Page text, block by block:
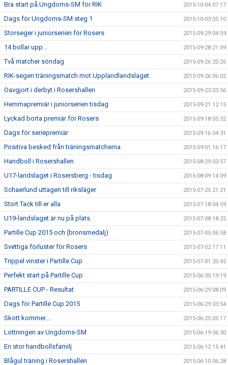
Bra start på Ungdoms-SM för RIK 2015-10-04 07:17
Dags för Ungdoms-SM steg 1 2015-10-03 05:10
Storseger i juniorserien för Rosers 2015-09-29 04:59
14 bollar upp... 2015-09-28 21:09
Två matcher söndag 2015-09-26 20:26
RIK-segeri träningsmatch mot Upplandlandslaget. 2015-09-26 06:02
Oavgjort i derbyt i Rosershallen 2015-09-23 03:56
Hemmapremiär i juniorserien tisdag 2015-09-21 12:15
Lyckad borta premiär för Rosers 2015-09-18 05:32
Dags för seriepremiär 2015-09-16 04:31
Positiva besked från träningsmatcherna 2015-09-01 16:17
Handboll i Rosershallen 2015-08-29 03:57
U17-landslaget i Rosersberg - tisdag 2015-08-09 14:09
Schaerlund uttagen till riksläger 2015-07-25 21:21
Stort Tack till er alla 2015-07-18 04:59
U19-landslaget är nu på plats 2015-07-08 18:25
Partille Cup 2015 och (bronsmedalj) 2015-07-05 06:58
Svettiga förluster för Rosers 2015-07-02 17:11
Trippel vinster i Partille Cup 2015-07-01 20:45
Perfekt start på Partille Cup 2015-06-30 19:19
PARTILLE CUP - Resultat 2015-06-29 08:09
Dags för Partille Cup 2015 2015-06-29 03:54
Skott kommer.... 2015-06-25 05:17
Lottningen av Ungdoms-SM 2015-06-19 06:30
En stor handbollsfamilj 2015-06-12 15:41
Blågul träning i Rosershallen 2015-06-10 06:28